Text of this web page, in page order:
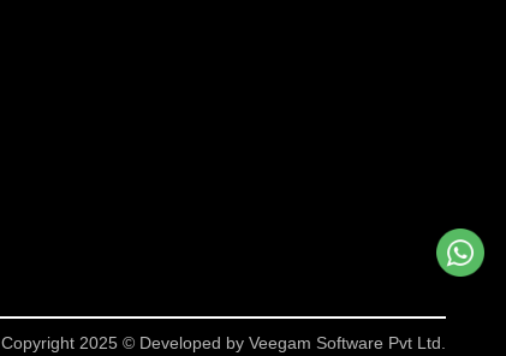
Copyright 2025 © Developed by Veegam Software Pvt Ltd.